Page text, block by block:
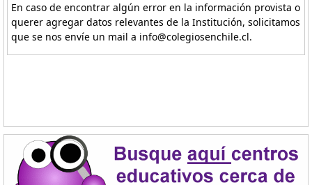
En caso de encontrar algún error en la información provista o
querer agregar datos relevantes de la Institución, solicitamos
que se nos envíe un mail a info@colegiosenchile.cl.